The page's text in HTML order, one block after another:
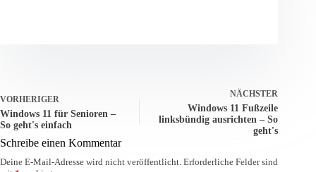
VORHERIGER
Windows 11 für Senioren –
So geht's einfach
NÄCHSTER
Windows 11 Fußzeile
linksbündig ausrichten – So
geht's
Schreibe einen Kommentar
Deine E-Mail-Adresse wird nicht veröffentlicht. Erforderliche Felder sind